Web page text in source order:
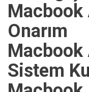
Onarım
Macbook
Sistem